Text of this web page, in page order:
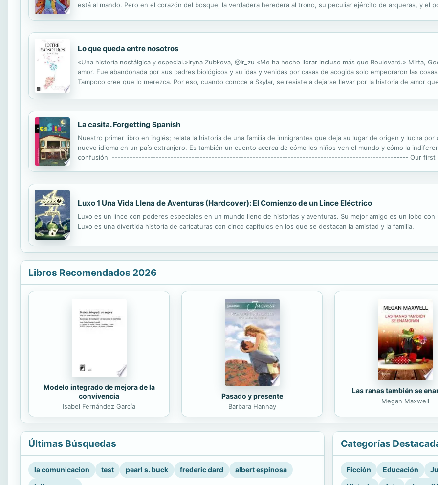
está al mando. Pero en el corazón del bosque, la verdadera heredera al trono, su peculiar ejército de arqueras, y el
Lo que queda entre nosotros
«Una historia nostálgica y especial.»Iryna Zubkova, @Ir_zu «Me ha hecho llorar incluso más que Boulevard.» Mirta,
amor. Fue abandonada por sus padres biológicos y su idas y venidas por casas de acogida solo empeoraron las
Tampoco cree que lo merezca. Por eso, cuando conoce a Skylar, se resiste a dejarse llevar por la historia de amor
La casita. Forgetting Spanish
Nuestro primer libro en inglés; relata la historia de una familia de inmigrantes que deja su lugar de origen y lucha por
nuevo idioma en un país extranjero. Es también un cuento acerca de cómo los niños ven el mundo y cómo la
confusión. ----------------------------------------------------------------------------------------------------- Our first
Luxo 1 Una Vida Llena de Aventuras (Hardcover): El Comienzo de un Lince Eléctrico
Luxo es un lince con poderes especiales en un mundo lleno de historias y aventuras. Su mejor amigo es un lobo
Luxo es una divertida historia de caricaturas con cinco capítulos en los que se destacan la amistad y la familia.
Libros Recomendados 2026
Modelo integrado de mejora de la
convivencia
Isabel Fernández García
Pasado y presente
Barbara Hannay
Las ranas también se
Megan Maxwell
Últimas Búsquedas
la comunicacion test pearl s. buck frederic dard
albert espinosa
Categorías
Ficción Educación